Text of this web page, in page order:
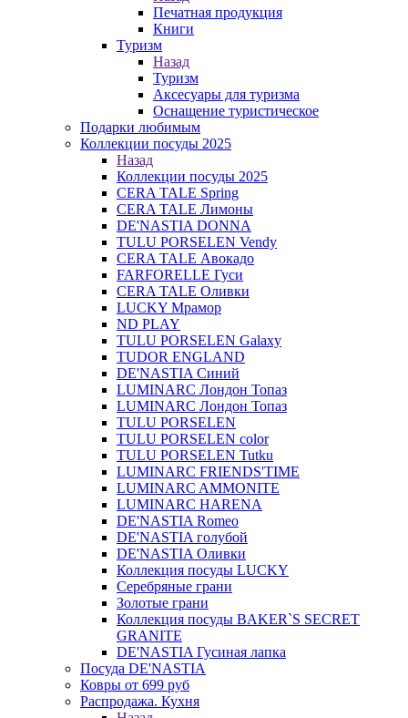
Печатная продукция
Книги
Туризм
Назад
Туризм
Аксесуары для туризма
Оснащение туристическое
Подарки любимым
Коллекции посуды 2025
Назад
Коллекции посуды 2025
CERA TALE Spring
CERA TALE Лимоны
DE'NASTIA DONNA
TULU PORSELEN Vendy
CERA TALE Авокадо
FARFORELLE Гуси
CERA TALE Оливки
LUCKY Мрамор
ND PLAY
TULU PORSELEN Galaxy
TUDOR ENGLAND
DE'NASTIA Синий
LUMINARC Лондон Топаз
LUMINARC Лондон Топаз
TULU PORSELEN
TULU PORSELEN color
TULU PORSELEN Tutku
LUMINARC FRIENDS'TIME
LUMINARC AMMONITE
LUMINARC HARENA
DE'NASTIA Romeo
DE'NASTIA голубой
DE'NASTIA Оливки
Коллекция посуды LUCKY
Серебряные грани
Золотые грани
Коллекция посуды BAKER`S SECRET
GRANITE
DE'NASTIA Гусиная лапка
Посуда DE'NASTIA
Ковры от 699 руб
Распродажа. Кухня